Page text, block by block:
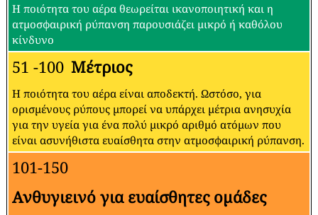
Η ποιότητα του αέρα θεωρείται ικανοποιητική και η
ατμοσφαιρική ρύπανση παρουσιάζει μικρό ή καθόλου
κίνδυνο
51 -100 Μέτριος
Η ποιότητα του αέρα είναι αποδεκτή. Ωστόσο, για
ορισμένους ρύπους μπορεί να υπάρχει μέτρια ανησυχία
για την υγεία για ένα πολύ μικρό αριθμό ατόμων που
είναι ασυνήθιστα ευαίσθητα στην ατμοσφαιρική ρύπανση.
101-150
Ανθυγιεινό για ευαίσθητες ομάδες